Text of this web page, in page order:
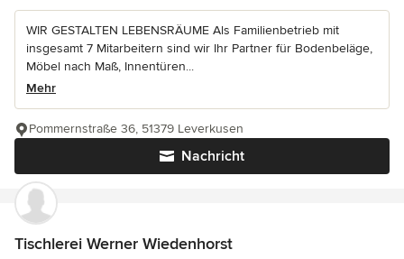
WIR GESTALTEN LEBENSRÄUME Als Familienbetrieb mit
insgesamt 7 Mitarbeitern sind wir Ihr Partner für Bodenbeläge,
Möbel nach Maß, Innentüren...
Mehr
Nachricht
Pommernstraße 36, 51379 Leverkusen
Tischlerei Werner Wiedenhorst